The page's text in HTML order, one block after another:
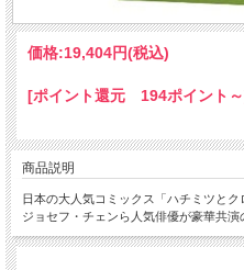
価格:19,404円(税込)
[ポイント還元 194ポイント
商品説明
日本の大人気コミックス「ハチミツとク
ジョセフ・チェンら人気俳優が豪華共演